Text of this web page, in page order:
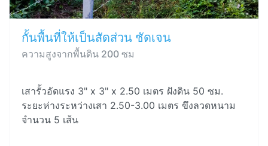
กั้นพื้นที่ให้เป็นสัดส่วน ชัดเจน
ความสูงจากพื้นดิน 200 ซม
เสารั้วอัดแรง 3" x 3" x 2.50 เมตร ฝังดิน 50 ซม.
ระยะห่างระหว่างเสา 2.50-3.00 เมตร ขึงลวดหนาม
จำนวน 5 เส้น